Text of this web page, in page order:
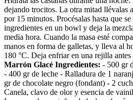
dejando trocitos. La otra mitad llévalas
por 15 minutos. Procésalas hasta que
ingredientes en un bowl y deja la
media hora. Cuando la masa esté
manos en forma de galletas, y lleva al
180 °C. Deja enfriar en una rejilla antes
Marrón Glacé Ingredientes: - 500 gr
- 400 gr de leche - Ralladura de 1
gr de chocolate negro (fondant) - 2
Canela, clavo de olor y esencia de